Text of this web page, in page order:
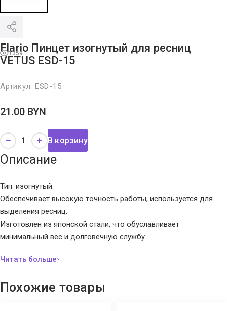
1359
Flario Пинцет изогнутый для ресниц
VETUS ESD-15
Артикул: ESD-15
21.00 BYN
В корзину
Описание
Тип: изогнутый.
Обеспечивает высокую точность работы, используется для
выделения ресниц.
Изготовлен из японской стали, что обуславливает
минимальный вес и долговечную службу.
Похожие товары